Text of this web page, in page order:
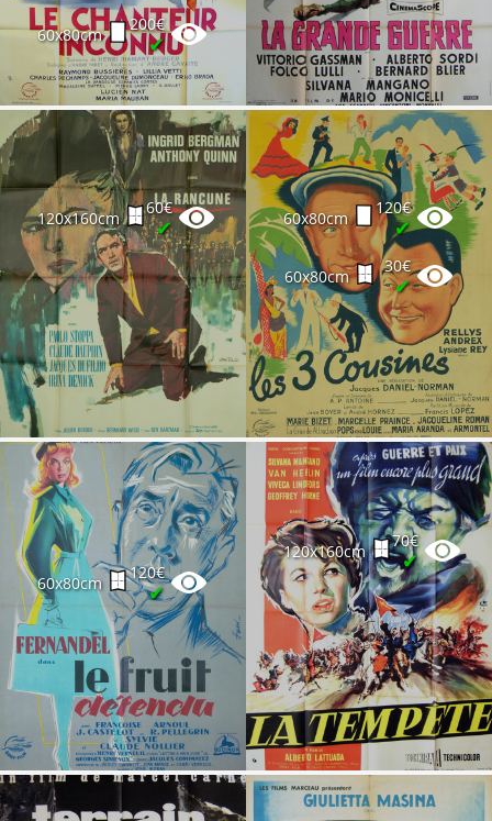
60x80cm
200€
✔
120x160cm
60€
✔ 60x80cm
120€
✔
60x80cm
30€
✔
60x80cm
120€
✔
120x160cm
70€
✔